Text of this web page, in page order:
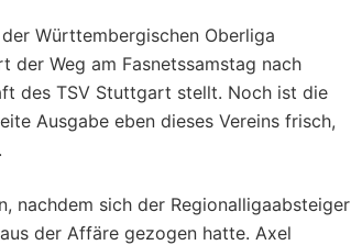
Württembergischen Oberliga
der Weg am Fasnetssamstag nach
des TSV Stuttgart stellt. Noch ist die
Ausgabe eben dieses Vereins frisch,
nachdem sich der Regionalligaabsteiger
der Affäre gezogen hatte. Axel